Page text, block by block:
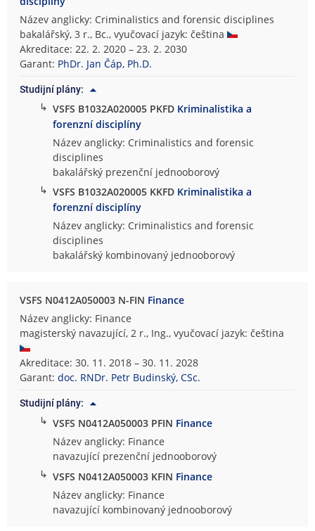
Název anglicky: Criminalistics and forensic disciplines
bakalářský, 3 r., Bc., vyučovací jazyk: čeština
Akreditace: 22. 2. 2020 – 23. 2. 2030
Garant: PhDr. Jan Čáp, Ph.D.
Studijní plány:
↳ VSFS B1032A020005 PKFD Kriminalistika a
forenzní disciplíny
Název anglicky: Criminalistics and forensic
disciplines
bakalářský prezenční jednooborový
↳ VSFS B1032A020005 KKFD Kriminalistika a
forenzní disciplíny
Název anglicky: Criminalistics and forensic
disciplines
bakalářský kombinovaný jednooborový
VSFS N0412A050003 N-FIN Finance
Název anglicky: Finance
magisterský navazující, 2 r., Ing., vyučovací jazyk: čeština
Akreditace: 30. 11. 2018 – 30. 11. 2028
Garant:doc. RNDr. Petr Budinský, CSc.
Studijní plány:
↳ VSFS N0412A050003 PFIN Finance
Název anglicky: Finance
navazující prezenční jednooborový
↳ VSFS N0412A050003 KFIN Finance
Název anglicky: Finance
navazující kombinovaný jednooborový